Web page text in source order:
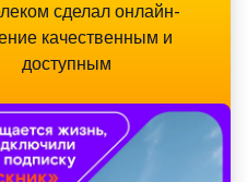
сделал онлайн-
качественным и
доступным